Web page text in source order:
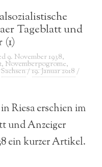
Tageblatt und
9. November 1938,
, Novemberpogrome,
Sachsen/19. Januar 2018 /
Riesa erschien im
und Anzeiger
ein kurzer Artikel.